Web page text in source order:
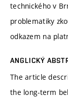
technického v
problematiky
odkazem na
ANGLICKÝ
The article
the long-term